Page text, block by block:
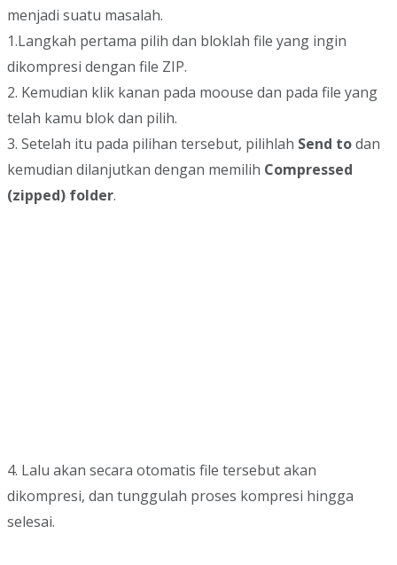
menjadi suatu masalah.
1.Langkah pertama pilih dan bloklah file yang ingin
dikompresi dengan file ZIP.
2. Kemudian klik kanan pada moouse dan pada file yang
telah kamu blok dan pilih.
3. Setelah itu pada pilihan tersebut, pilihlah Send todan
kemudian dilanjutkan dengan memilih Compressed
(zipped) folder.
4. Lalu akan secara otomatis file tersebut akan
dikompresi, dan tunggulah proses kompresi hingga
selesai.